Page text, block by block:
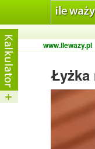
www.ilewazy.pl
Łyżka